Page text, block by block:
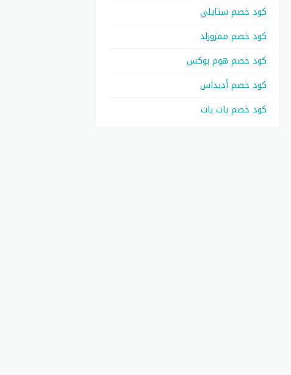
كود خصم ستايلي
كود خصم ممزورلد
كود خصم هوم بوكس
كود خصم أديداس
كود خصم بات بات